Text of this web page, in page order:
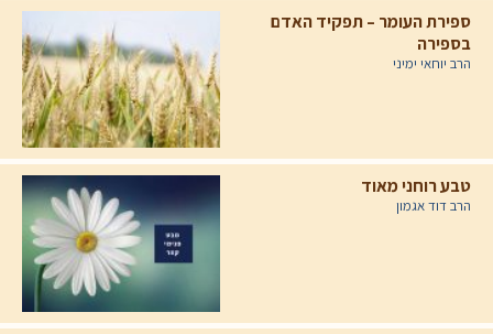
ספירת העומר – תפקיד האדם
בספירה
הרב יוחאי ימיני
טבע רוחני מאוד
הרב דוד אגמון